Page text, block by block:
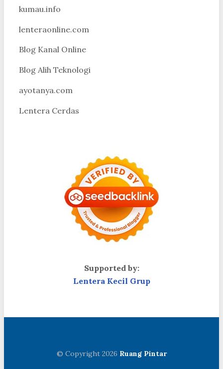
kumau.info
lenteraonline.com
Blog Kanal Online
Blog Alih Teknologi
ayotanya.com
Lentera Cerdas
Supported by:
Lentera Kecil Grup
© Copyright 2026 Ruang Pintar